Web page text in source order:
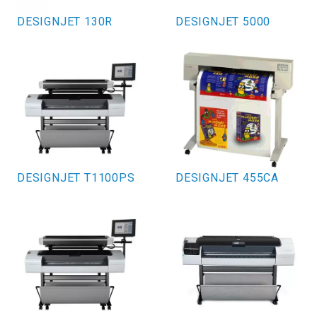
DESIGNJET 130R
DESIGNJET T1100PS
DESIGNJET 5000
DESIGNJET 455CA